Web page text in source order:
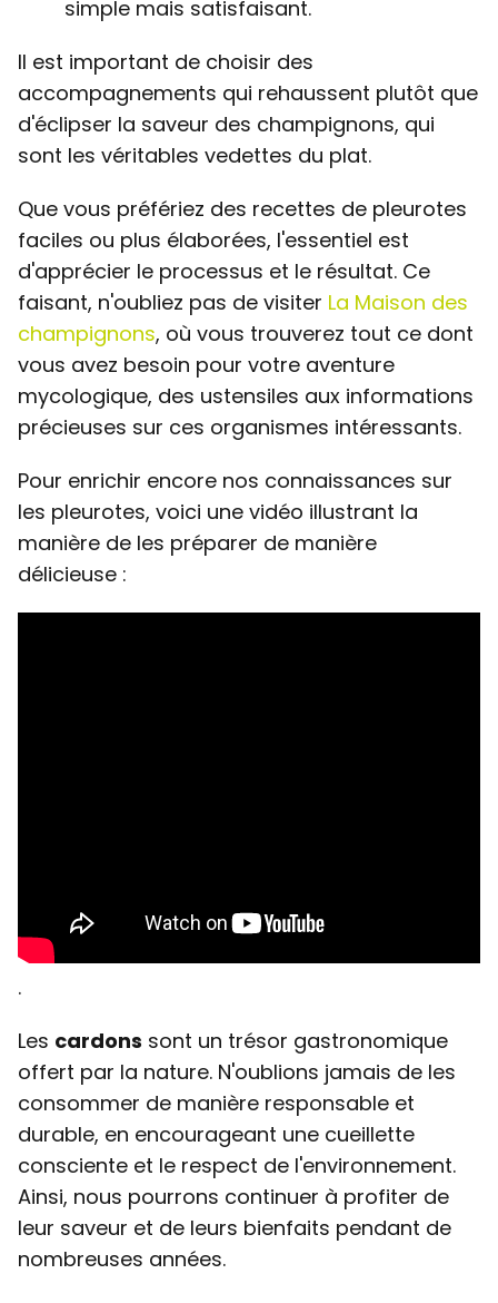
simple mais satisfaisant.
Il est important de choisir des
accompagnements qui rehaussent plutôt que
d'éclipser la saveur des champignons, qui
sont les véritables vedettes du plat.
Que vous préfériez des recettes de pleurotes
faciles ou plus élaborées, l'essentiel est
d'apprécier le processus et le résultat. Ce
faisant, n'oubliez pas de visiter La Maison des
champignons, où vous trouverez tout ce dont
vous avez besoin pour votre aventure
mycologique, des ustensiles aux informations
précieuses sur ces organismes intéressants.
Pour enrichir encore nos connaissances sur
les pleurotes, voici une vidéo illustrant la
manière de les préparer de manière
délicieuse :
.
Les cardons sont un trésor gastronomique
offert par la nature. N'oublions jamais de les
consommer de manière responsable et
durable, en encourageant une cueillette
consciente et le respect de l'environnement.
Ainsi, nous pourrons continuer à profiter de
leur saveur et de leurs bienfaits pendant de
nombreuses années.